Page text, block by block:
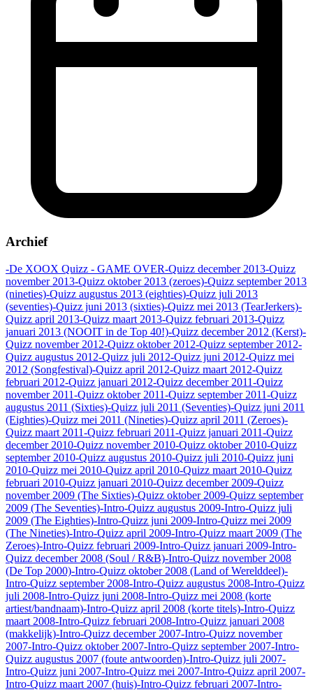
Archief
-De XOOX Quizz - GAME OVER-Quizz december 2013-Quizz
november 2013-Quizz oktober 2013 (zeroes)-Quizz september 2013
(nineties)-Quizz augustus 2013 (eighties)-Quizz juli 2013
(seventies)-Quizz juni 2013 (sixties)-Quizz mei 2013 (TearJerkers)-
Quizz april 2013-Quizz maart 2013-Quizz februari 2013-Quizz
januari 2013 (NOOIT in de Top 40!)-Quizz december 2012 (Kerst)-
Quizz november 2012-Quizz oktober 2012-Quizz september 2012-
Quizz augustus 2012-Quizz juli 2012-Quizz juni 2012-Quizz mei
2012 (Songfestival)-Quizz april 2012-Quizz maart 2012-Quizz
februari 2012-Quizz januari 2012-Quizz december 2011-Quizz
november 2011-Quizz oktober 2011-Quizz september 2011-Quizz
augustus 2011 (Sixties)-Quizz juli 2011 (Seventies)-Quizz juni 2011
(Eighties)-Quizz mei 2011 (Nineties)-Quizz april 2011 (Zeroes)-
Quizz maart 2011-Quizz februari 2011-Quizz januari 2011-Quizz
december 2010-Quizz november 2010-Quizz oktober 2010-Quizz
september 2010-Quizz augustus 2010-Quizz juli 2010-Quizz juni
2010-Quizz mei 2010-Quizz april 2010-Quizz maart 2010-Quizz
februari 2010-Quizz januari 2010-Quizz december 2009-Quizz
november 2009 (The Sixties)-Quizz oktober 2009-Quizz september
2009 (The Seventies)-Intro-Quizz augustus 2009-Intro-Quizz juli
2009 (The Eighties)-Intro-Quizz juni 2009-Intro-Quizz mei 2009
(The Nineties)-Intro-Quizz april 2009-Intro-Quizz maart 2009 (The
Zeroes)-Intro-Quizz februari 2009-Intro-Quizz januari 2009-Intro-
Quizz december 2008 (Soul / R&B)-Intro-Quizz november 2008
(De Top 2000)-Intro-Quizz oktober 2008 (Land of Werelddeel)-
Intro-Quizz september 2008-Intro-Quizz augustus 2008-Intro-Quizz
juli 2008-Intro-Quizz juni 2008-Intro-Quizz mei 2008 (korte
artiest/bandnaam)-Intro-Quizz april 2008 (korte titels)-Intro-Quizz
maart 2008-Intro-Quizz februari 2008-Intro-Quizz januari 2008
(makkelijk)-Intro-Quizz december 2007-Intro-Quizz november
2007-Intro-Quizz oktober 2007-Intro-Quizz september 2007-Intro-
Quizz augustus 2007 (foute antwoorden)-Intro-Quizz juli 2007-
Intro-Quizz juni 2007-Intro-Quizz mei 2007-Intro-Quizz april 2007-
Intro-Quizz maart 2007 (huis)-Intro-Quizz februari 2007-Intro-